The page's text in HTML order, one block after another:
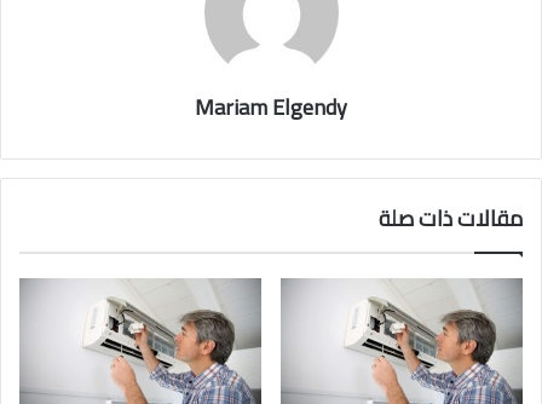
Mariam Elgendy
مقالات ذات صلة